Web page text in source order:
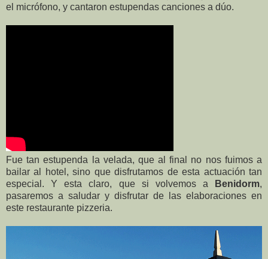
el micrófono, y cantaron estupendas canciones a dúo.
Fue tan estupenda la velada, que al final no nos fuimos a
bailar al hotel, sino que disfrutamos de esta actuación tan
especial. Y esta claro, que si volvemos a
Benidorm,
pasaremos a saludar y disfrutar de las elaboraciones en
este restaurante pizzeria.